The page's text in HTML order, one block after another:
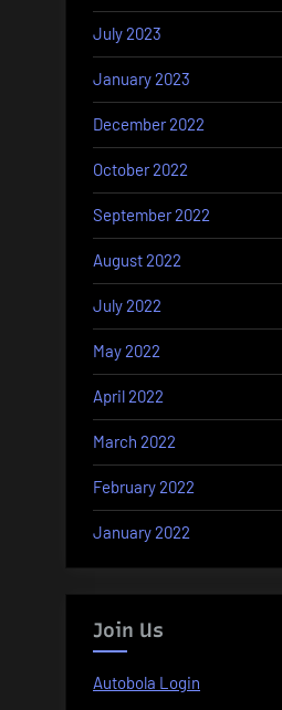
July 2023
January 2023
December 2022
October 2022
September 2022
August 2022
July 2022
May 2022
April 2022
March 2022
February 2022
January 2022
Join Us
Autobola Login